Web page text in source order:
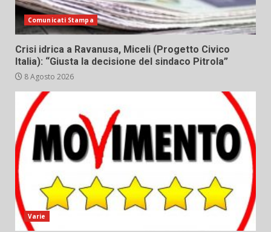
Comunicati Stampa
Crisi idrica a Ravanusa, Miceli (Progetto Civico
Italia): “Giusta la decisione del sindaco Pitrola”
8 Agosto 2026
Varie